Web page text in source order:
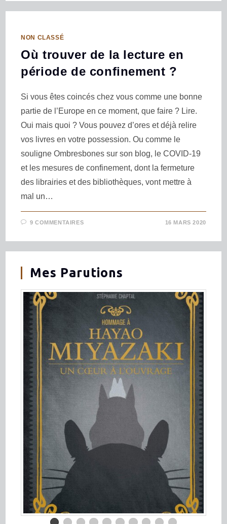
NON CLASSÉ
Où trouver de la lecture en
période de confinement ?
Si vous êtes coincés chez vous comme une bonne
partie de l’Europe en ce moment, que faire ? Lire.
Oui mais quoi ? Vous pouvez d’ores et déjà relire
vos livres en votre possession. Ou comme le
souligne Ombresbones sur son blog, le COVID-19
et les mesures de confinement, dont la fermeture
des librairies et des bibliothèques, vont mettre à
mal un…
9 COMMENTAIRES 16 MARS 2020
Mes Parutions